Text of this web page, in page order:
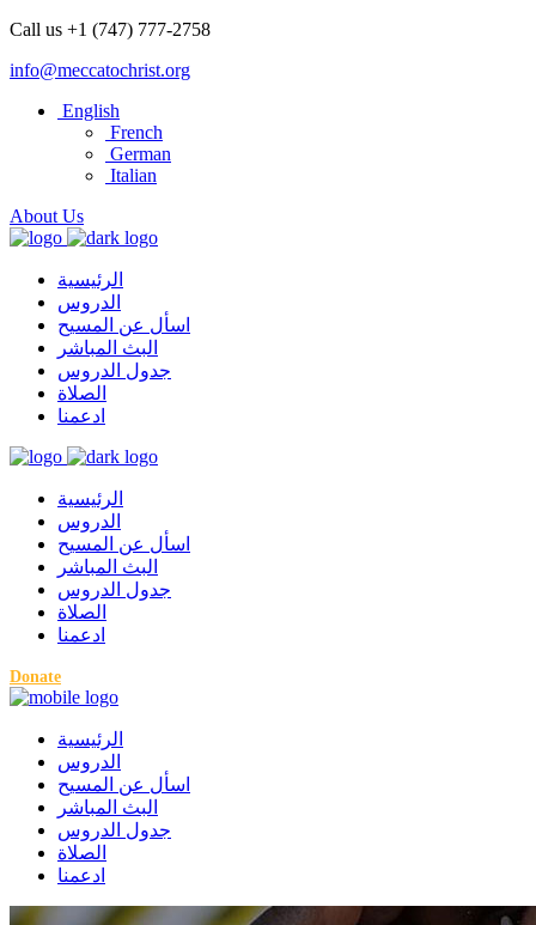
Call us +1 (747) 777-2758
info@meccatochrist.org
English
French
German
Italian
About Us
الرئيسية
الدروس
اسأل عن المسيح
البث المباشر
جدول الدروس
الصلاة
ادعمنا
الرئيسية
الدروس
اسأل عن المسيح
البث المباشر
جدول الدروس
الصلاة
ادعمنا
Donate
الرئيسية
الدروس
اسأل عن المسيح
البث المباشر
جدول الدروس
الصلاة
ادعمنا